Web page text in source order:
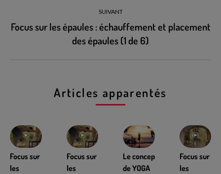
SUIVANT
Focus sur les épaules : échauffement et placement
des épaules (1 de 6)
Articles apparentés
Focus sur
les
Focus sur
les
Le concept
de YOGA
Focus sur
les